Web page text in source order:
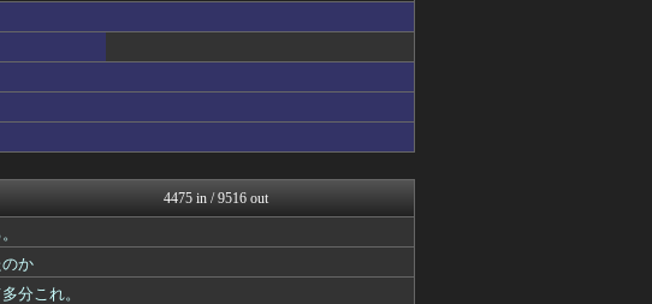
mutyunのゲーム+αブ...
あ艦これ ～艦隊これくしょ...
...
カンダタ速報
利
ウマ娘うまぴょい速報
ルフレch. - ファイア...
モンハンまとめ速報【モンハ...
4475 in / 9516 out
か
分これ。